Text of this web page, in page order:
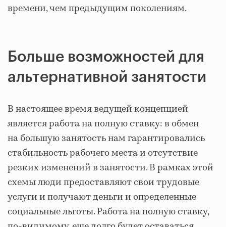
времени, чем предыдущим поколениям.
Больше возможностей для
альтернативной занятости
В настоящее время ведущей концепцией
является работа на полную ставку: в обмен
на большую занятость нам гарантировались
стабильность рабочего места и отсутствие
резких изменений в занятости. В рамках этой
схемы люди предоставляют свои трудовые
услуги и получают деньги и определенные
социальные льготы. Работа на полную ставку,